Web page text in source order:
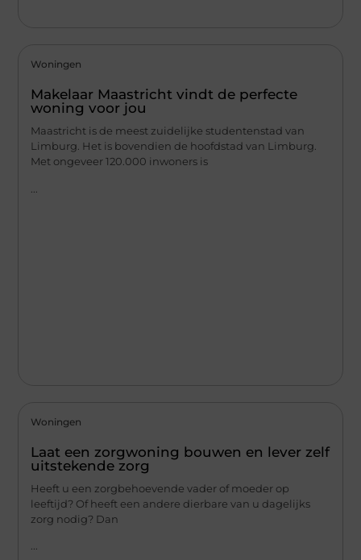
Woningen
Makelaar Maastricht vindt de perfecte
woning voor jou
Maastricht is de meest zuidelijke studentenstad van
Limburg. Het is bovendien de hoofdstad van Limburg.
Met ongeveer 120.000 inwoners is
Woningen
Laat een zorgwoning bouwen en lever zelf
uitstekende zorg
Heeft u een zorgbehoevende vader of moeder op
leeftijd? Of heeft een andere dierbare van u dagelijks
zorg nodig? Dan